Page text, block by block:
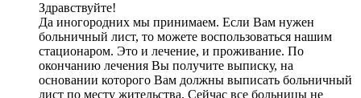
Здравствуйте!
Да иногородних мы принимаем. Если Вам нужен
больничный лист, то можете воспользоваться нашим
стационаром. Это и лечение, и проживание. По
окончанию лечения Вы получите выписку, на
основании которого Вам должны выписать больничный
лист по месту жительства. Сейчас все больницы не